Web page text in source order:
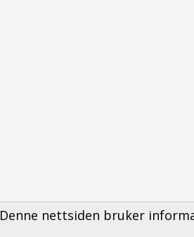
Denne nettsiden bruker